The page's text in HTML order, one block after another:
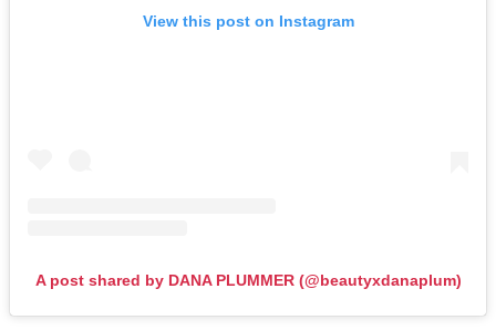
View this post on Instagram
A post shared by DANA PLUMMER (@beautyxdanaplum)